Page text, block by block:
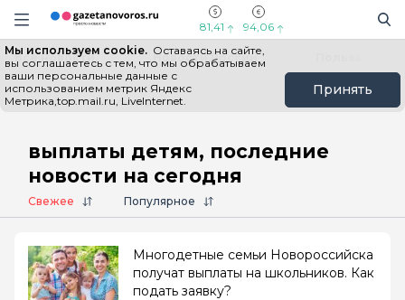
Информационный портал "ГазетаНоворос.ру"
Навигация сайта
81,41 94,06
Мы используем cookie. Оставаясь на сайте,
вы соглашаетесь с тем, что мы обрабатываем
ваши персональные данные с
использованием метрик Яндекс
Метрика,top.mail.ru, LiveInternet.
Принять
Все новости Новости России
Главная # выплаты детям
выплаты детям, последние
новости на сегодня
Свежее Популярное
Многодетные семьи Новороссийска
получат выплаты на школьников. Как
подать заявку?